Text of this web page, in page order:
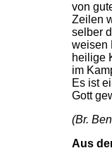
von
Zeilen
selber
weisen
heilige
im
Es ist
Gott
(Br.
Aus